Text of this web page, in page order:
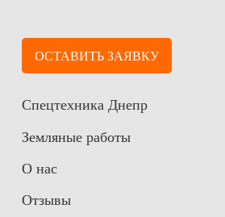
ОСТАВИТЬ ЗАЯВКУ
Спецтехника Днепр
Земляные работы
О нас
Отзывы